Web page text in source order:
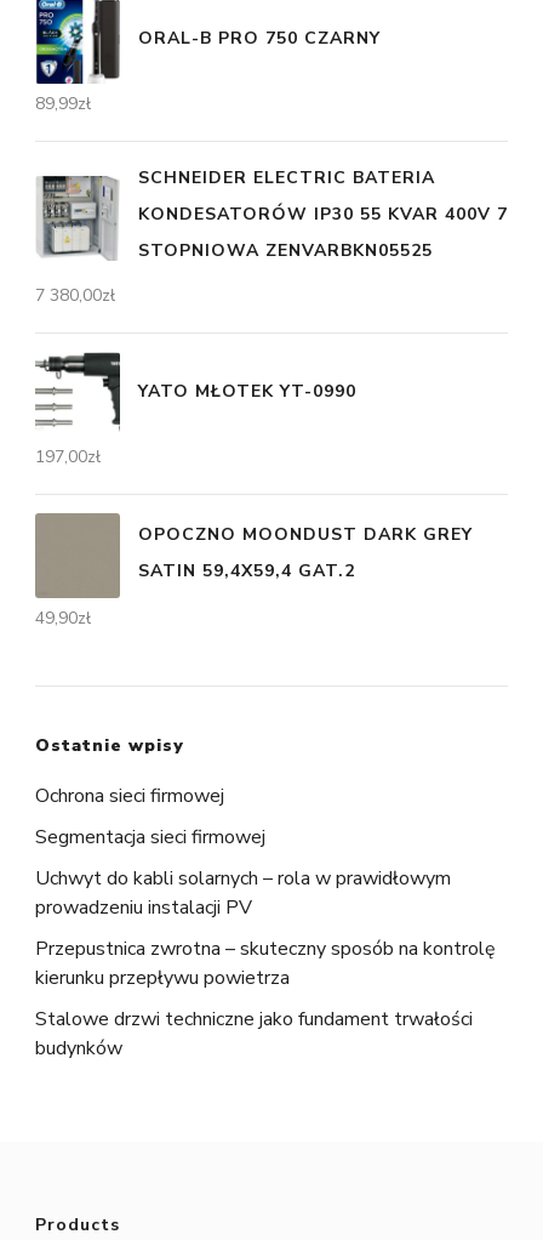
ORAL-B PRO 750 CZARNY
89,99zł
SCHNEIDER ELECTRIC BATERIA
KONDESATORÓW IP30 55 KVAR 400V 7
STOPNIOWA ZENVARBKN05525
7 380,00zł
YATO MŁOTEK YT-0990
197,00zł
OPOCZNO MOONDUST DARK GREY
SATIN 59,4X59,4 GAT.2
49,90zł
Ostatnie wpisy
Ochrona sieci firmowej
Segmentacja sieci firmowej
Uchwyt do kabli solarnych – rola w prawidłowym
prowadzeniu instalacji PV
Przepustnica zwrotna – skuteczny sposób na kontrolę
kierunku przepływu powietrza
Stalowe drzwi techniczne jako fundament trwałości
budynków
Products